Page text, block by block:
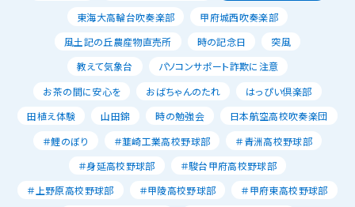
東海大高輪台吹奏楽部
甲府城西吹奏楽部
風土記の丘農産物直売所
時の記念日
突風
教えて気象台
パソコンサポート詐欺に注意
お茶の間に安心を
おばちゃんのたれ
はっぴい倶楽部
田植え体験
山田錦 時の勉強会
日本航空高校吹奏楽団
＃鯉のぼり
＃韮崎工業高校野球部
＃青洲高校野球部
＃身延高校野球部
＃駿台甲府高校野球部
＃上野原高校野球部
＃甲陵高校野球部
＃甲府東高校野球部